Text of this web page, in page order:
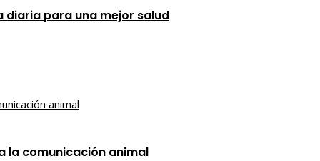
diaria para una mejor salud
la comunicación animal